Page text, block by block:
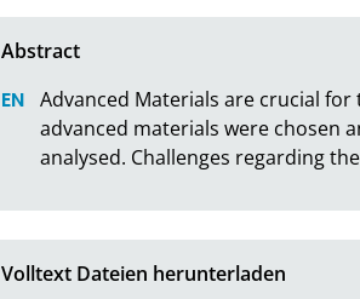
Advanced Materials are crucial
advanced materials were chosen
analysed. Challenges regarding
Volltext Dateien herunterladen